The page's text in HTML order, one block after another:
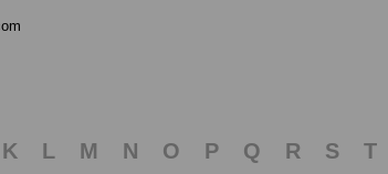
K L M N O P Q R S T